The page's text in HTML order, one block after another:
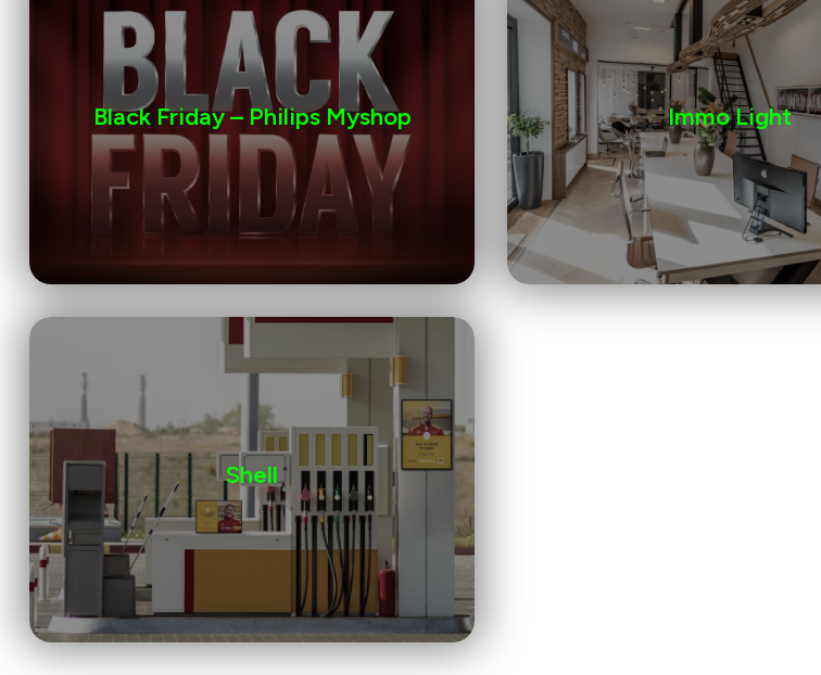
Black Friday – Philips Myshop Immo Light
Shell